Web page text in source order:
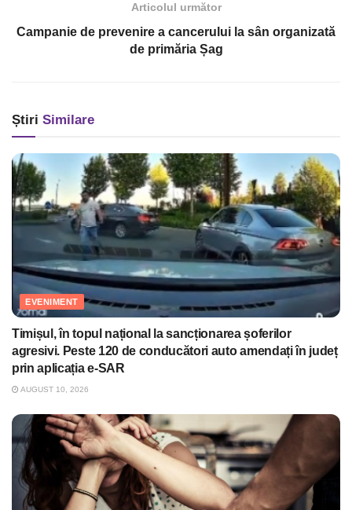
Articolul următor
Campanie de prevenire a cancerului la sân organizată
de primăria Șag
Știri Similare
EVENIMENT
Timișul, în topul național la sancționarea șoferilor
agresivi. Peste 120 de conducători auto amendați în județ
prin aplicația e-SAR
AUGUST 10, 2026